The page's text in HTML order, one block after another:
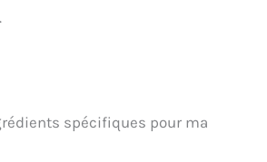
spécifiques pour ma